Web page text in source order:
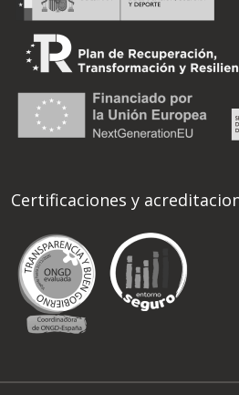
Certificaciones y